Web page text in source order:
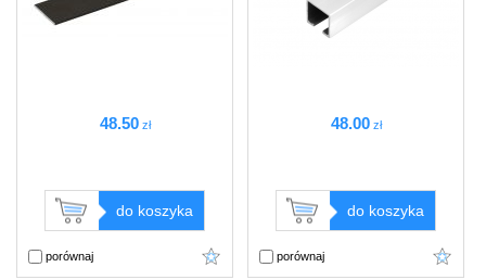
48.50 zł
do koszyka
porównaj
48.00 zł
do koszyka
porównaj